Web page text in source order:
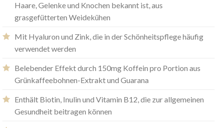
Haare, Gelenke und Knochen bekannt ist, aus
grasgefütterten Weidekühen
Mit Hyaluron und Zink, die in der Schönheitspflege häufig
verwendet werden
Belebender Effekt durch 150mg Koffein pro Portion aus
Grünkaffeebohnen-Extrakt und Guarana
Enthält Biotin, Inulin und Vitamin B12, die zur allgemeinen
Gesundheit beitragen können